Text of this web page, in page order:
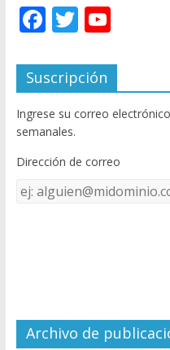
F
e
b
o
o
k
T
itt
er
Y
u
T
u
e
C
el
Suscripción
Ingrese su correo
semanales.
Dirección de correo
Dirección
de
Archivo de